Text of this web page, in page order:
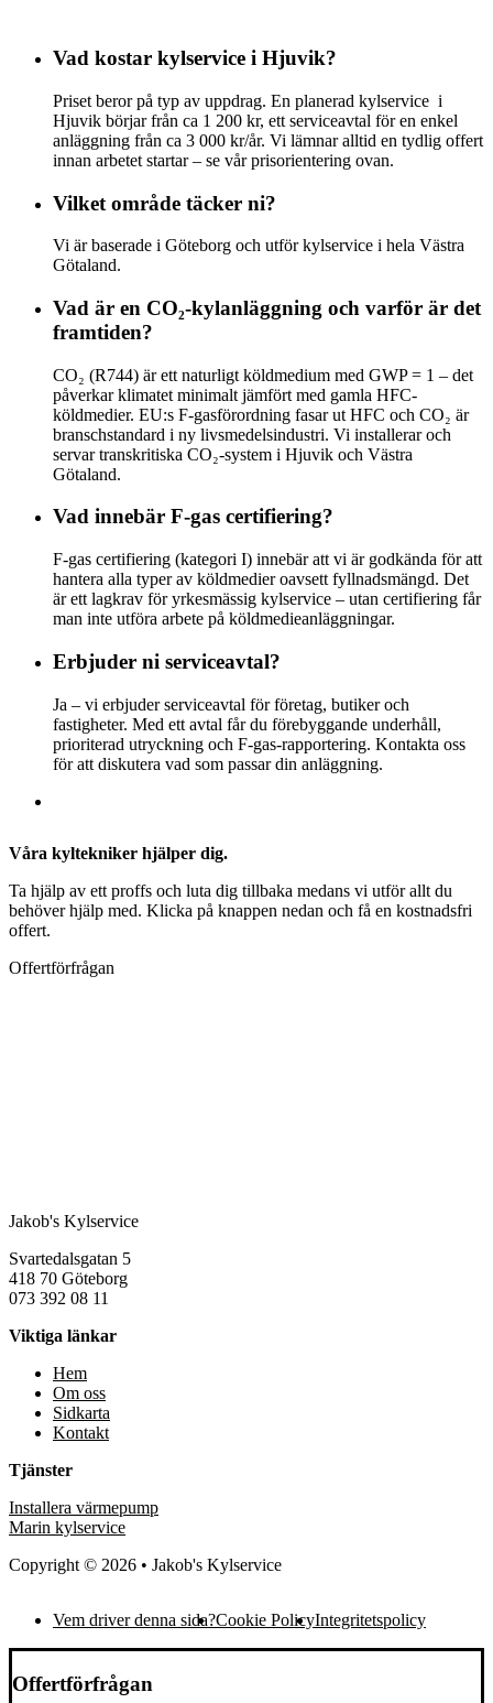
Vad kostar kylservice i Hjuvik?
Priset beror på typ av uppdrag. En planerad kylservice i
Hjuvik börjar från ca 1 200 kr, ett serviceavtal för en enkel
anläggning från ca 3 000 kr/år. Vi lämnar alltid en tydlig offert
innan arbetet startar – se vår prisorientering ovan.
Vilket område täcker ni?
Vi är baserade i Göteborg och utför kylservice i hela Västra
Götaland.
Vad är en CO₂-kylanläggning och varför är det
framtiden?
CO₂ (R744) är ett naturligt köldmedium med GWP = 1 – det
påverkar klimatet minimalt jämfört med gamla HFC-
köldmedier. EU:s F-gasförordning fasar ut HFC och CO₂ är
branschstandard i ny livsmedelsindustri. Vi installerar och
servar transkritiska CO₂-system i Hjuvik och Västra
Götaland.
Vad innebär F-gas certifiering?
F-gas certifiering (kategori I) innebär att vi är godkända för att
hantera alla typer av köldmedier oavsett fyllnadsmängd. Det
är ett lagkrav för yrkesmässig kylservice – utan certifiering får
man inte utföra arbete på köldmedieanläggningar.
Erbjuder ni serviceavtal?
Ja – vi erbjuder serviceavtal för företag, butiker och
fastigheter. Med ett avtal får du förebyggande underhåll,
prioriterad utryckning och F-gas-rapportering. Kontakta oss
för att diskutera vad som passar din anläggning.
Våra kyltekniker hjälper dig.
Ta hjälp av ett proffs och luta dig tillbaka medans vi utför allt du
behöver hjälp med. Klicka på knappen nedan och få en kostnadsfri
offert.
Offertförfrågan
Jakob's Kylservice
Svartedalsgatan 5
418 70 Göteborg
073 392 08 11
Viktiga länkar
Hem
Om oss
Sidkarta
Kontakt
Tjänster
Installera värmepump
Marin kylservice
Copyright © 2026 • Jakob's Kylservice
Vem driver denna sida?Cookie PolicyIntegritetspolicy
Offertförfrågan